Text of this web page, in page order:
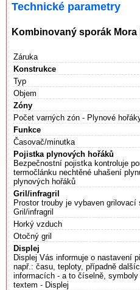
Technické parametry
Kombinovaný sporák Mora
Záruka
Konstrukce
Typ
Objem
Zóny
Počet varných zón - Plynové
Funkce
Časovač/minutka
Pojistka plynových hořáků
Bezpečnostní pojistka kontroluje
termočlánku nechtěné uhašení
plynových hořáků
Gril/infragril
Prostor trouby je vybaven grilovací
Gril/infragril
Horký vzduch
Otočný gril
Displej
Displej Vás informuje o nastavení
např.: času, teploty, případně
informacích - a to číselně,
textem - Displej